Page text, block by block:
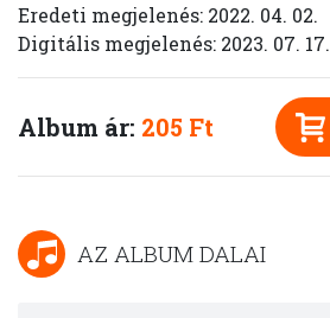
Eredeti megjelenés: 2022. 04. 02.
Digitális megjelenés: 2023. 07. 17.
Album ár: 205 Ft
AZ ALBUM DALAI